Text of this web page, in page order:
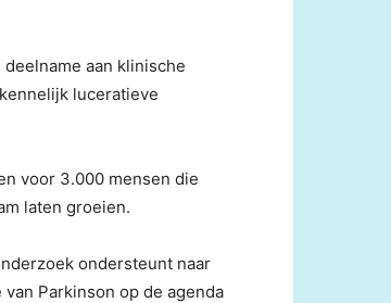
aan klinische
luceratieve
voor 3.000 mensen die
laten groeien.
ondersteunt naar
Parkinson op de agenda